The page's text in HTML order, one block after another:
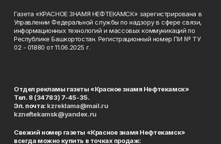
Газета «КРАСНОЕ ЗНАМЯ НЕФТЕКАМСК» зарегистрирована в
Управлении Федеральной службы по надзору в сфере связи,
информационных технологий и массовых коммуникаций по
Республике Башкортостан. Регистрационный номер ПИ № ТУ
02 - 01880 от 11.06.2025 г.
Отдел рекламы газеты «Красное знамя Нефтекамск»
Тел. 8 (34783) 7-45-35.
Эл. почта: kzreklama@mail.ru
kzneftekamsk@yandex.ru
Свежий номер газеты «Красное знамя Нефтекамск»
всегда можно купить в точках продаж: